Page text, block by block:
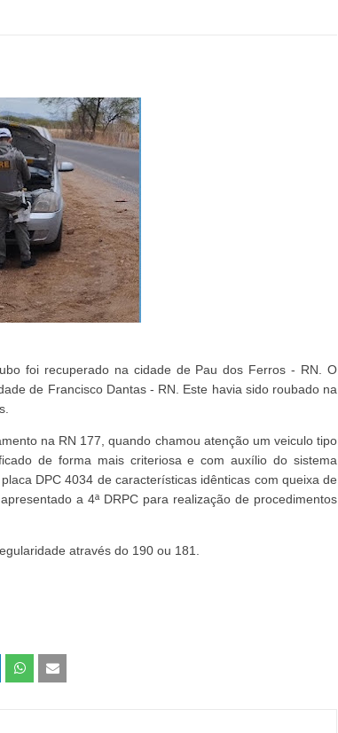
foi recuperado na cidade de Pau dos Ferros - RN. O
de Francisco Dantas - RN. Este havia sido roubado na
na RN 177, quando chamou atenção um veiculo tipo
de forma mais criteriosa e com auxílio do sistema
DPC 4034 de características idênticas com queixa de
a 4ª DRPC para realização de procedimentos
através do 190 ou 181.